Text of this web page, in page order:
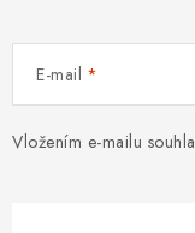
E-mail
Vložením e-mailu